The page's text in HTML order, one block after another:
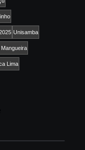
Unisamba
Lima